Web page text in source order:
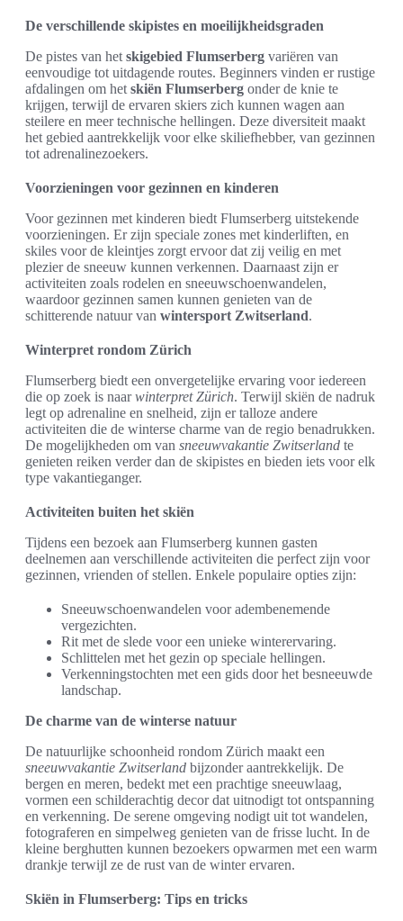
De verschillende skipistes en moeilijkheidsgraden
De pistes van het skigebied Flumserberg variëren van
eenvoudige tot uitdagende routes. Beginners vinden er rustige
afdalingen om het skiën Flumserberg onder de knie te
krijgen, terwijl de ervaren skiers zich kunnen wagen aan
steilere en meer technische hellingen. Deze diversiteit maakt
het gebied aantrekkelijk voor elke skiliefhebber, van gezinnen
tot adrenalinezoekers.
Voorzieningen voor gezinnen en kinderen
Voor gezinnen met kinderen biedt Flumserberg uitstekende
voorzieningen. Er zijn speciale zones met kinderliften, en
skiles voor de kleintjes zorgt ervoor dat zij veilig en met
plezier de sneeuw kunnen verkennen. Daarnaast zijn er
activiteiten zoals rodelen en sneeuwschoenwandelen,
waardoor gezinnen samen kunnen genieten van de
schitterende natuur van wintersport Zwitserland.
Winterpret rondom Zürich
Flumserberg biedt een onvergetelijke ervaring voor iedereen
die op zoek is naarwinterpret Zürich. Terwijl skiën de nadruk
legt op adrenaline en snelheid, zijn er talloze andere
activiteiten die de winterse charme van de regio benadrukken.
De mogelijkheden om van sneeuwvakantie Zwitserland te
genieten reiken verder dan de skipistes en bieden iets voor elk
type vakantieganger.
Activiteiten buiten het skiën
Tijdens een bezoek aan Flumserberg kunnen gasten
deelnemen aan verschillende activiteiten die perfect zijn voor
gezinnen, vrienden of stellen. Enkele populaire opties zijn:
Sneeuwschoenwandelen voor adembenemende
vergezichten.
Rit met de slede voor een unieke winterervaring.
Schlittelen met het gezin op speciale hellingen.
Verkenningstochten met een gids door het besneeuwde
landschap.
De charme van de winterse natuur
De natuurlijke schoonheid rondom Zürich maakt een
sneeuwvakantie Zwitserland bijzonder aantrekkelijk. De
bergen en meren, bedekt met een prachtige sneeuwlaag,
vormen een schilderachtig decor dat uitnodigt tot ontspanning
en verkenning. De serene omgeving nodigt uit tot wandelen,
fotograferen en simpelweg genieten van de frisse lucht. In de
kleine berghutten kunnen bezoekers opwarmen met een warm
drankje terwijl ze de rust van de winter ervaren.
Skiën in Flumserberg: Tips en tricks